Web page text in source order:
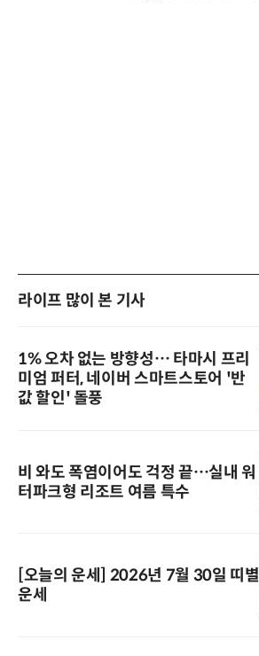
라이프 많이 본 기사
1% 오차 없는 방향성… 타마시 프리
미엄 퍼터, 네이버 스마트스토어 '반
값 할인' 돌풍
비 와도 폭염이어도 걱정 끝…실내 워
터파크형 리조트 여름 특수
[오늘의 운세] 2026년 7월 30일 띠별
운세